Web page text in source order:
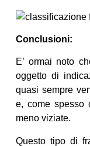
Conclusioni:
E’ ormai noto
oggetto di
quasi sempre
e, come spesso
meno viziate.
Questo tipo di